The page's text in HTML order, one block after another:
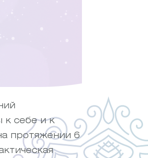
к себе и к
протяжении 6